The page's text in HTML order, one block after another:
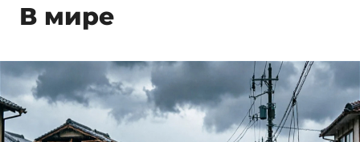
В мире